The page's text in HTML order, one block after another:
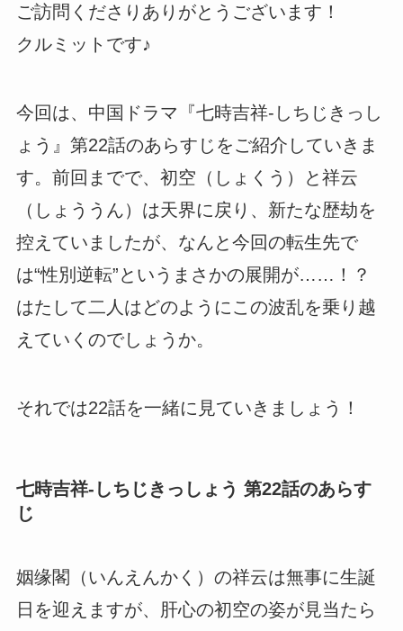
ご訪問くださりありがとうございます！
クルミットです♪
今回は、中国ドラマ『七時吉祥-しちじきっし
ょう』第22話のあらすじをご紹介していきま
す。前回までで、初空（しょくう）と祥云
（しょううん）は天界に戻り、新たな歴劫を
控えていましたが、なんと今回の転生先で
は“性別逆転”というまさかの展開が……！？
はたして二人はどのようにこの波乱を乗り越
えていくのでしょうか。
それでは22話を一緒に見ていきましょう！
七時吉祥-しちじきっしょう 第22話のあらす
じ
姻缘閣（いんえんかく）の祥云は無事に生誕
日を迎えますが、肝心の初空の姿が見当たら